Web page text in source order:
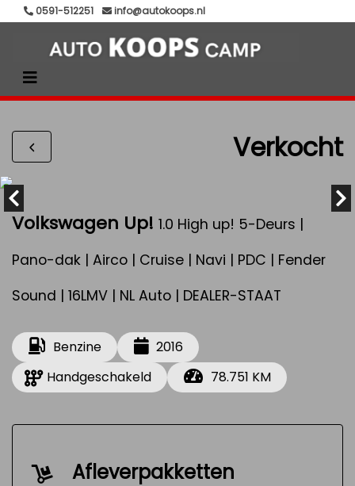
0591-512251 info@autokoops.nl
Verkocht
Volkswagen Up! 1.0 High up! 5-Deurs |
Pano-dak | Airco | Cruise | Navi | PDC | Fender
Sound | 16LMV | NL Auto | DEALER-STAAT
Benzine
2016
Handgeschakeld
78.751 KM
Afleverpakketten